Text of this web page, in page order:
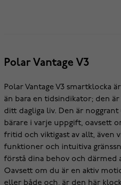
Polar Vantage V3
Polar Vantage V3 smartklocka
än bara en tidsindikator; den
ditt dagliga liv. Den är
bärare i varje uppgift, oavsett
fritid och viktigast av allt, även
funktioner och intuitiva
förstå dina behov och därmed
Oavsett om du är en aktiv
eller både och, är den här